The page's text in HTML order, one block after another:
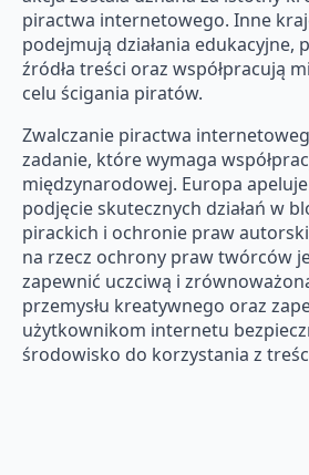
piractwa internetowego. Inne
podejmują działania edukacyjne,
źródła treści oraz współpracują
celu ścigania piratów.
Zwalczanie piractwa
zadanie, które wymaga
międzynarodowej. Europa
podjęcie skutecznych działań w
pirackich i ochronie praw
na rzecz ochrony praw twórców
zapewnić uczciwą i
przemysłu kreatywnego oraz
użytkownikom internetu
środowisko do korzystania z